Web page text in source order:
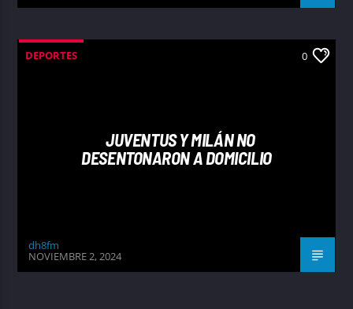
DEPORTES 0
JUVENTUS Y MILÁN NO
DESENTONARON A DOMICILIO
dh8fm
NOVIEMBRE 2, 2024